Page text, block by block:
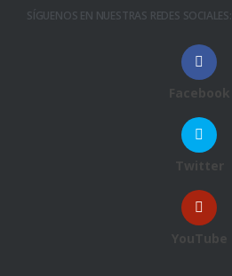
SÍGUENOS EN NUESTRAS REDES SOCIALES:
Facebook
Twitter
YouTube